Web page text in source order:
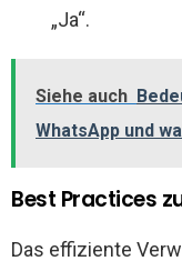
„Ja“.
Siehe auch
WhatsApp und
Best Practices
Das effiziente